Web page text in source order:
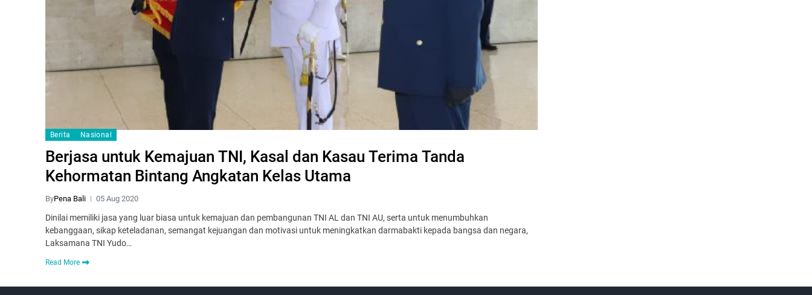
Berita Nasional
Berjasa untuk Kemajuan TNI, Kasal dan Kasau Terima Tanda
Kehormatan Bintang Angkatan Kelas Utama
ByPena Bali 05 Aug 2020
Dinilai memiliki jasa yang luar biasa untuk kemajuan dan pembangunan TNI AL dan TNI AU, serta untuk menumbuhkan
kebanggaan, sikap keteladanan, semangat kejuangan dan motivasi untuk meningkatkan darmabakti kepada bangsa dan negara,
Laksamana TNI Yudo…
Read More